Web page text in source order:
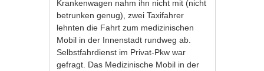
Krankenwagen nahm ihn nicht mit (nicht
betrunken genug), zwei Taxifahrer
lehnten die Fahrt zum medizinischen
Mobil in der Innenstadt rundweg ab.
Selbstfahrdienst im Privat-Pkw war
gefragt. Das Medizinische Mobil in der